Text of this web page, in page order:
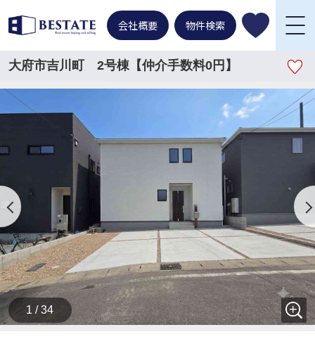
会社概要 物件検索
大府市吉川町 2号棟【仲介手数料0円】
1 / 34